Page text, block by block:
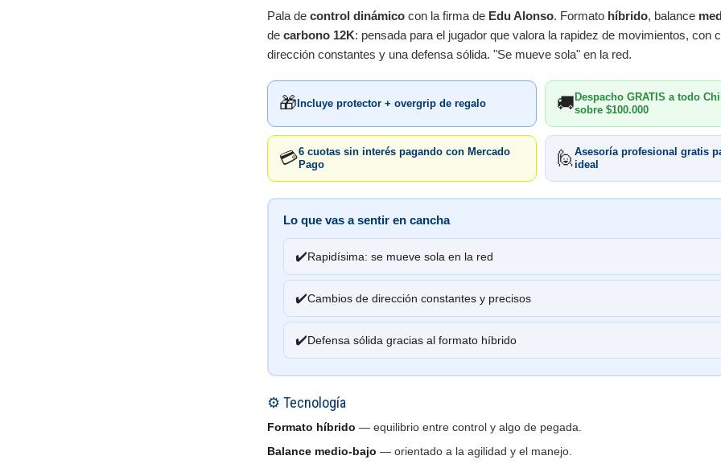
Pala de control dinámico con la firma de Edu Alonso. Formato híbrido, balance
de carbono 12K: pensada para el jugador que valora la rapidez de movimientos, con
dirección constantes y una defensa sólida. "Se mueve sola" en la red.
🎁 Incluye protector + overgrip de regalo 🚚 Despacho GRATIS a todo
sobre $100.000
💳6 cuotas sin interés pagando con Mercado
Pago
🙋 Asesoría profesional gratis
ideal
Lo que vas a sentir en cancha
✔️Rapidísima: se mueve sola en la red
✔️Cambios de dirección constantes y precisos
✔️Defensa sólida gracias al formato híbrido
⚙️ Tecnología
Formato híbrido — equilibrio entre control y algo de pegada.
Balance medio-bajo — orientado a la agilidad y el manejo.